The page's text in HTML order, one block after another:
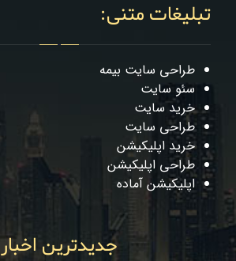
تبلیغات متنی:
طراحی سایت بیمه
سئو سایت
خرید سایت
طراحی سایت
خرید اپلیکیشن
طراحی اپلیکیشن
اپلیکیشن آماده
جدیدترین اخبار